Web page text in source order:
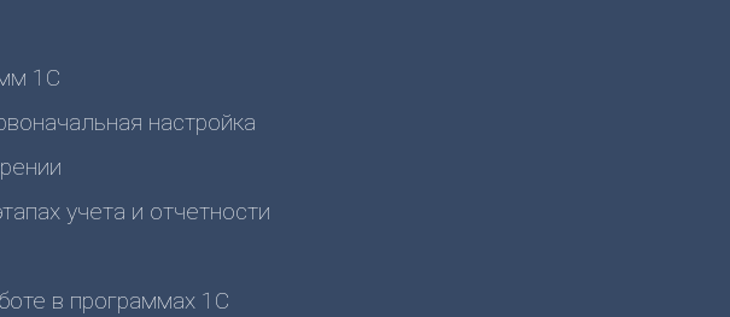
1С
настройка
учета и отчетности
в программах 1С